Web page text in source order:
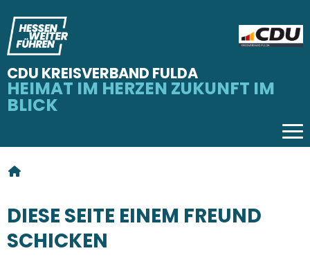
CDU KREISVERBAND FULDA
HEIMAT IM HERZEN ZUKUNFT IM
BLICK
SIE SIND HIER
DIESE SEITE EINEM FREUND
SCHICKEN